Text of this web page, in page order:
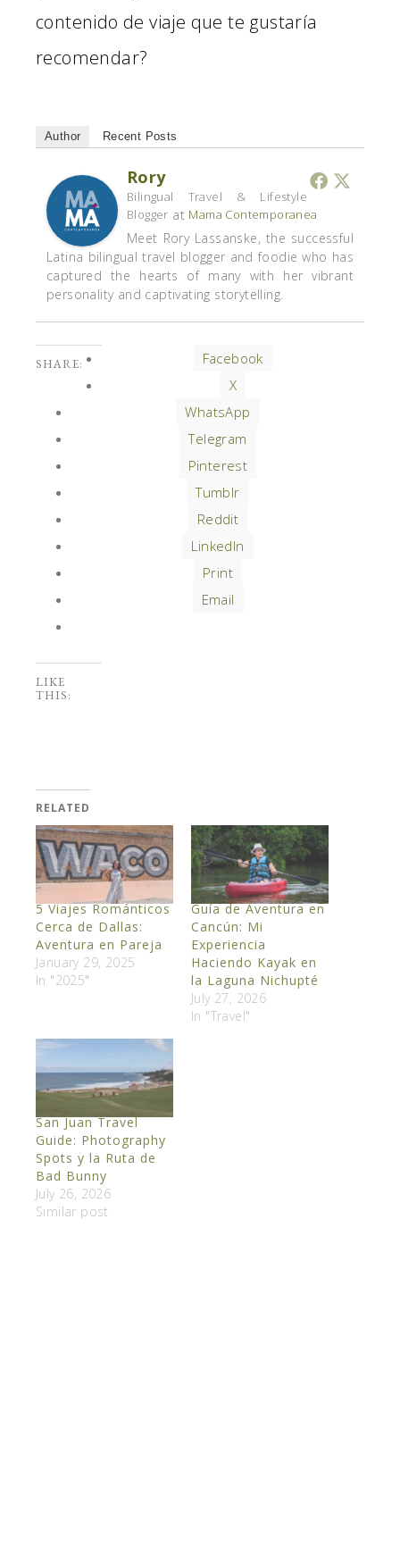
contenido de viaje que te gustaría
recomendar?
Author Recent Posts
Rory
Bilingual Travel & Lifestyle
Blogger at Mama Contemporanea
Meet Rory Lassanske, the successful
Latina bilingual travel blogger and foodie who has
captured the hearts of many with her vibrant
personality and captivating storytelling.
SHARE:
Facebook
X
WhatsApp
Telegram
Pinterest
Tumblr
Reddit
LinkedIn
Print
Email
LIKE
THIS:
RELATED
5 Viajes Románticos
Cerca de Dallas:
Aventura en Pareja
January 29, 2025
In "2025"
Guía de Aventura en
Cancún: Mi
Experiencia
Haciendo Kayak en
la Laguna Nichupté
July 27, 2026
In "Travel"
San Juan Travel
Guide: Photography
Spots y la Ruta de
Bad Bunny
July 26, 2026
Similar post